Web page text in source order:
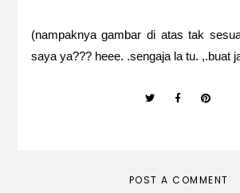
(nampaknya gambar di atas tak
saya ya??? heee. .sengaja la tu. ,.buat
POST A COMMENT